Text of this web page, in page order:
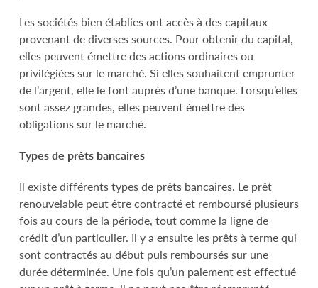
Les sociétés bien établies ont accès à des capitaux
provenant de diverses sources. Pour obtenir du capital,
elles peuvent émettre des actions ordinaires ou
privilégiées sur le marché. Si elles souhaitent emprunter
de l’argent, elle le font auprès d’une banque. Lorsqu’elles
sont assez grandes, elles peuvent émettre des
obligations sur le marché.
Types de prêts bancaires
Il existe différents types de prêts bancaires. Le prêt
renouvelable peut être contracté et remboursé plusieurs
fois au cours de la période, tout comme la ligne de
crédit d’un particulier. Il y a ensuite les prêts à terme qui
sont contractés au début puis remboursés sur une
durée déterminée. Une fois qu’un paiement est effectué